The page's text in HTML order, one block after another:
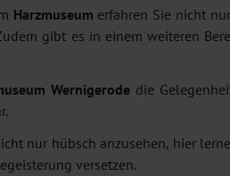
Harzmuseum erfahren Sie nicht
gibt es in einem weiteren
Wernigerode die
nur hübsch anzusehen, hier
versetzen.